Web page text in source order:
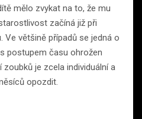
mělo zvykat na to, že mu
začíná již při
Ve většině případů se jedná o
postupem času ohrožen
je zcela individuální a
opozdit.